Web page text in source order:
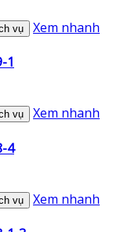
vụ Xem nhanh
1
vụ Xem nhanh
4
vụ Xem nhanh